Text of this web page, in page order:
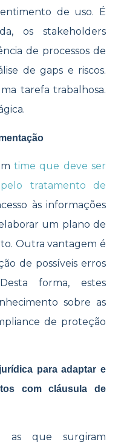
de uso. É
os stakeholders
de processos de
de gaps e riscos.
tarefa trabalhosa.
time que deve ser
tratamento de
às informações
um plano de
Outra vantagem é
de possíveis erros
forma, estes
sobre as
de proteção
para adaptar e
com cláusula de
as que surgiram